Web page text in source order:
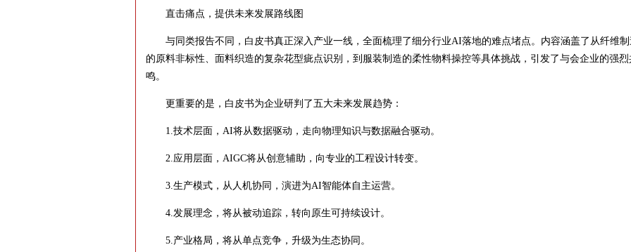
直击痛点，提供未来发展路线图
与同类报告不同，白皮书真正深入产业一线，全面梳理了细分行业AI落地的难点堵点。内容涵盖了从纤维制
的原料非标性、面料织造的复杂花型疵点识别，到服装制造的柔性物料操控等具体挑战，引发了与会企业的强烈
鸣。
更重要的是，白皮书为企业研判了五大未来发展趋势：
1.技术层面，AI将从数据驱动，走向物理知识与数据融合驱动。
2.应用层面，AIGC将从创意辅助，向专业的工程设计转变。
3.生产模式，从人机协同，演进为AI智能体自主运营。
4.发展理念，将从被动追踪，转向原生可持续设计。
5.产业格局，将从单点竞争，升级为生态协同。